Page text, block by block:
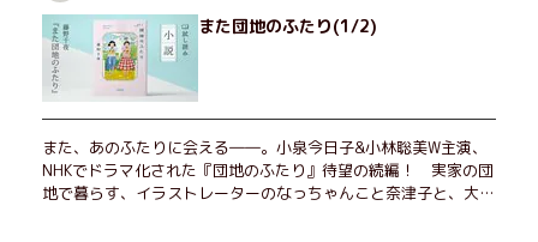
また団地のふたり(1/2)
また、あのふたりに会える――。小泉今日子&小林聡美W主演、
NHKでドラマ化された『団地のふたり』待望の続編！ 実家の団
地で暮らす、イラストレーターのなっちゃんこと奈津子と、大学